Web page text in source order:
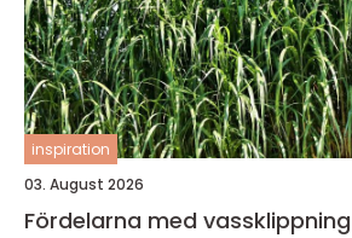
inspiration
03. August 2026
Fördelarna med